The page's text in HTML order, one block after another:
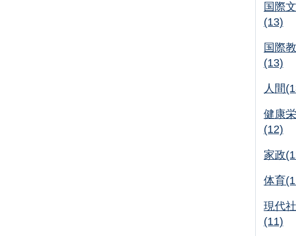
国際
(13)
国際
(13)
人間
健康
(12)
家政
体育
現代
(11)